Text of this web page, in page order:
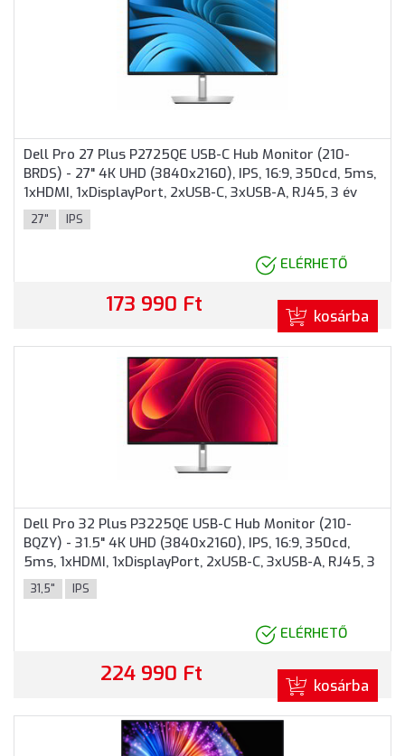
Dell Pro 27 Plus P2725QE USB-C Hub Monitor (210-
BRDS) - 27" 4K UHD (3840x2160), IPS, 16:9, 350cd, 5ms,
1xHDMI, 1xDisplayPort, 2xUSB-C, 3xUSB-A, RJ45, 3 év
garancia, Fekete-ezüst színben
27" IPS
ELÉRHETŐ
173 990 Ft kosárba
Dell Pro 32 Plus P3225QE USB-C Hub Monitor (210-
BQZY) - 31.5" 4K UHD (3840x2160), IPS, 16:9, 350cd,
5ms, 1xHDMI, 1xDisplayPort, 2xUSB-C, 3xUSB-A, RJ45, 3
év garancia, Fekete-ezüst színben
31,5" IPS
ELÉRHETŐ
224 990 Ft kosárba